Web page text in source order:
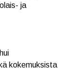
ja
kokemuksista